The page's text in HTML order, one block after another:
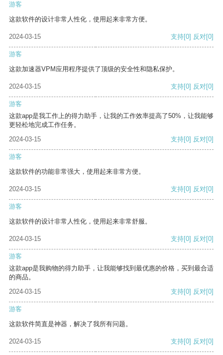
游客
这款软件的设计非常人性化，使用起来非常方便。
2024-03-15 支持[0] 反对[0]
游客
这款加速器VPM应用程序提供了顶级的安全性和隐私保护。
2024-03-15 支持[0] 反对[0]
游客
这款app是我工作上的得力助手，让我的工作效率提高了50%，让我能够
更轻松地完成工作任务。
2024-03-15
支持[0] 反对[0]
游客
这款软件的功能非常强大，使用起来非常方便。
2024-03-15 支持[0] 反对[0]
游客
这款软件的设计非常人性化，使用起来非常舒服。
2024-03-15 支持[0] 反对[0]
游客
这款app是我购物的得力助手，让我能够找到最优惠的价格，买到最合适
的商品。
2024-03-15
支持[0] 反对[0]
游客
这款软件简直是神器，解决了我所有问题。
2024-03-15 支持[0] 反对[0]